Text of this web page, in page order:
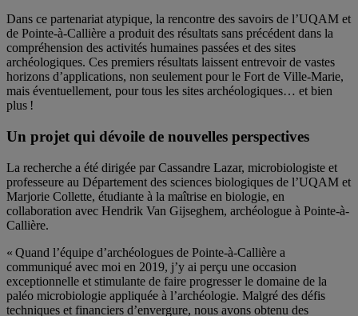
Dans ce partenariat atypique, la rencontre des savoirs de l’UQAM et
de Pointe-à-Callière a produit des résultats sans précédent dans la
compréhension des activités humaines passées et des sites
archéologiques. Ces premiers résultats laissent entrevoir de vastes
horizons d’applications, non seulement pour le Fort de Ville-Marie,
mais éventuellement, pour tous les sites archéologiques… et bien
plus !
Un projet qui dévoile de nouvelles perspectives
La recherche a été dirigée par Cassandre Lazar, microbiologiste et
professeure au Département des sciences biologiques de l’UQAM et
Marjorie Collette, étudiante à la maîtrise en biologie, en
collaboration avec Hendrik Van Gijseghem, archéologue à Pointe-à-
Callière.
« Quand l’équipe d’archéologues de Pointe-à-Callière a
communiqué avec moi en 2019, j’y ai perçu une occasion
exceptionnelle et stimulante de faire progresser le domaine de la
paléo microbiologie appliquée à l’archéologie. Malgré des défis
techniques et financiers d’envergure, nous avons obtenu des